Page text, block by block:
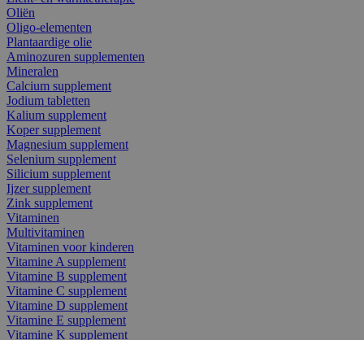
Oliën
Oligo-elementen
Plantaardige olie
Aminozuren supplementen
Mineralen
Calcium supplement
Jodium tabletten
Kalium supplement
Koper supplement
Magnesium supplement
Selenium supplement
Silicium supplement
Ijzer supplement
Zink supplement
Vitaminen
Multivitaminen
Vitaminen voor kinderen
Vitamine A supplement
Vitamine B supplement
Vitamine C supplement
Vitamine D supplement
Vitamine E supplement
Vitamine K supplement